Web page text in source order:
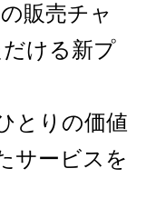
販売チャ
ける新プ
とりの価値
サービスを